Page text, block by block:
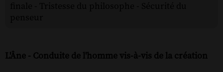
L'Âne - Conduite de l'homme vis-à-vis de la création